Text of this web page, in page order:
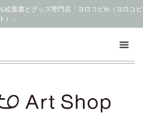
絵葉書とグッズ専門店「ヨロコビto（ヨロコビ
ト）」